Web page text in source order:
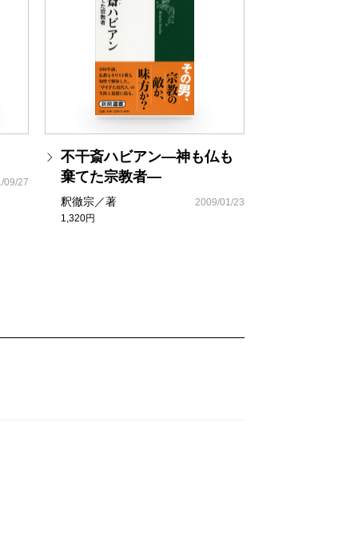
09/27
不干斎ハビアン―神も仏も
棄てた宗教者―
釈徹宗／著
1,320円
2009/01/23